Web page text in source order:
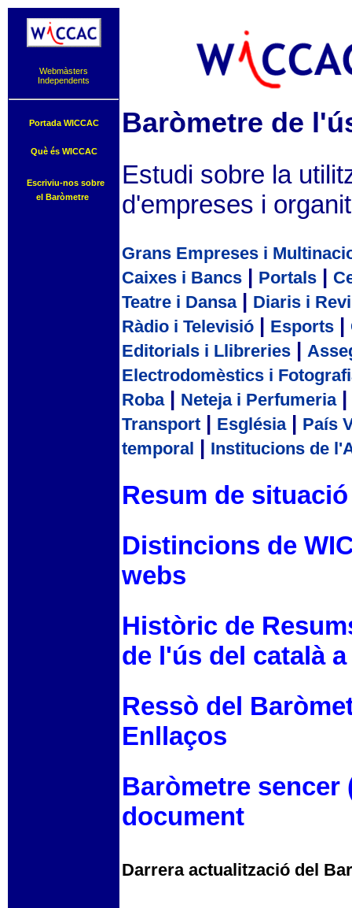
Webmàsters
Independents
Portada WICCAC
Què és WICCAC
Escriviu-nos sobre
el Baròmetre
Baròmetre de
Estudi sobre la
d'empreses i
Grans Empreses i
Caixes i Bancs | Portals |
Teatre i Dansa| Diaris i
Ràdio i Televisió | Esports |
Editorials i Llibreries |
Electrodomèstics i
Roba| Neteja i Perfumeria|
Transport | Església| País
temporal | Institucions de
Resum de
Distincions de
webs
Històric de
de l'ús del català
Ressò del
Enllaços
Baròmetre
document
Darrera actualització del